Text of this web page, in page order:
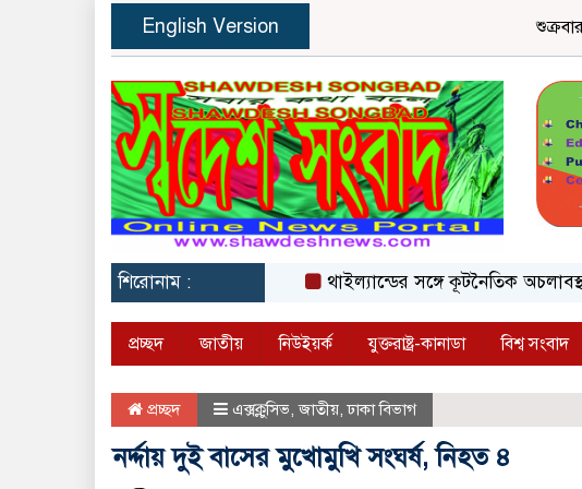
English Version
শিরোনাম : থাইল্যান্ডের সঙ্গে কূটনৈতিক অচলাবস্থা
প্রচ্ছদ জাতীয় নিউইয়র্ক যুক্তরাষ্ট্র-কানাডা বিশ্ব সংবাদ
প্রচ্ছদ এক্সক্লুসিভ,জাতীয়,ঢাকা বিভাগ
নর্দ্দায় দুই বাসের মুখোমুখি সংঘর্ষ, নিহত ৪